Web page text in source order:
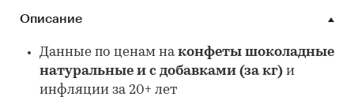
Описание
Данные по ценам наконфеты шоколадные
натуральные и с добавками (за кг) и
инфляции за 20+ лет